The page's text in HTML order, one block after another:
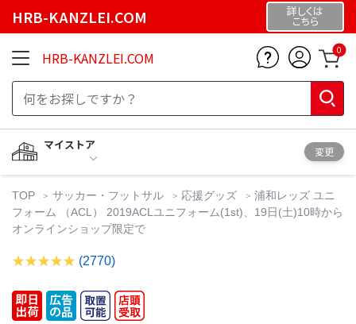
HRB-KANZLEI.COM 詳しくは
こちら
HRB-KANZLEI.COM 0
マイストア
変更
TOP サッカー・フットサル 応援グッズ
浦和レッズ ユニ
フォーム （ACL） 2019ACLユニフォーム(1st)、19日(土)10時から
オンラインショップ限定で
(2770)